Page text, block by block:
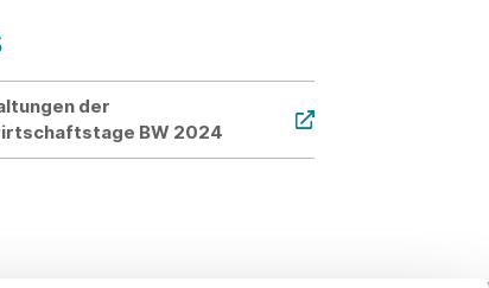
der
BW 2024